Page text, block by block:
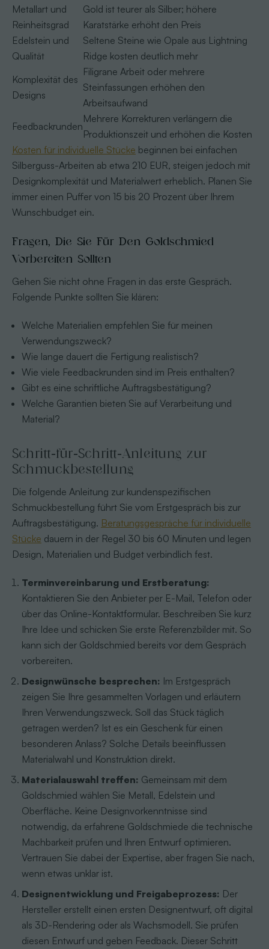
Metallart und
Reinheitsgrad
Gold ist teurer als Silber; höhere
Karatstärke erhöht den Preis
Edelstein und
Qualität
Seltene Steine wie Opale aus Lightning
Ridge kosten deutlich mehr
Komplexität des
Designs
Filigrane Arbeit oder mehrere
Steinfassungen erhöhen den
Arbeitsaufwand
Feedbackrunden
Mehrere Korrekturen verlängern die
Produktionszeit und erhöhen die Kosten
Kosten für individuelle Stücke beginnen bei einfachen
Silberguss-Arbeiten ab etwa 210 EUR, steigen jedoch mit
Designkomplexität und Materialwert erheblich. Planen Sie
immer einen Puffer von 15 bis 20 Prozent über Ihrem
Wunschbudget ein.
Fragen, Die Sie Für Den Goldschmied
Vorbereiten Sollten
Gehen Sie nicht ohne Fragen in das erste Gespräch.
Folgende Punkte sollten Sie klären:
Welche Materialien empfehlen Sie für meinen
Verwendungszweck?
Wie lange dauert die Fertigung realistisch?
Wie viele Feedbackrunden sind im Preis enthalten?
Gibt es eine schriftliche Auftragsbestätigung?
Welche Garantien bieten Sie auf Verarbeitung und
Material?
Schritt-für-Schritt-Anleitung zur
Schmuckbestellung
Die folgende Anleitung zur kundenspezifischen
Schmuckbestellung führt Sie vom Erstgespräch bis zur
Auftragsbestätigung. Beratungsgespräche für individuelle
Stücke dauern in der Regel 30 bis 60 Minuten und legen
Design, Materialien und Budget verbindlich fest.
Terminvereinbarung und Erstberatung:
Kontaktieren Sie den Anbieter per E-Mail, Telefon oder
über das Online-Kontaktformular. Beschreiben Sie kurz
Ihre Idee und schicken Sie erste Referenzbilder mit. So
kann sich der Goldschmied bereits vor dem Gespräch
vorbereiten.
Designwünsche besprechen: Im Erstgespräch
zeigen Sie Ihre gesammelten Vorlagen und erläutern
Ihren Verwendungszweck. Soll das Stück täglich
getragen werden? Ist es ein Geschenk für einen
besonderen Anlass? Solche Details beeinflussen
Materialwahl und Konstruktion direkt.
Materialauswahl treffen: Gemeinsam mit dem
Goldschmied wählen Sie Metall, Edelstein und
Oberfläche. Keine Designvorkenntnisse sind
notwendig, da erfahrene Goldschmiede die technische
Machbarkeit prüfen und Ihren Entwurf optimieren.
Vertrauen Sie dabei der Expertise, aber fragen Sie nach,
wenn etwas unklar ist.
Designentwicklung und Freigabeprozess: Der
Hersteller erstellt einen ersten Designentwurf, oft digital
als 3D-Rendering oder als Wachsmodell. Sie prüfen
diesen Entwurf und geben Feedback. Dieser Schritt